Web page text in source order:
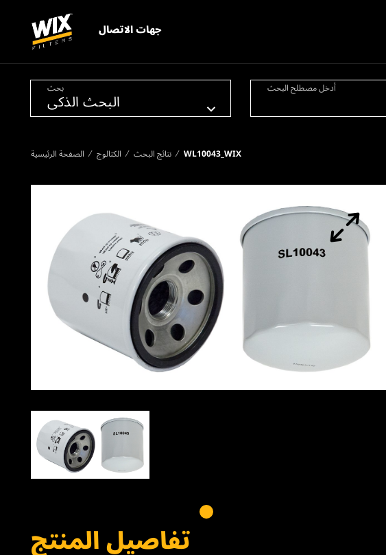
جهات الاتصال
بحث أدخل مصطلح البحث
الصفحة الرئيسية الكتالوج نتائج البحث WL10043_WIX
تفاصيل المنتج